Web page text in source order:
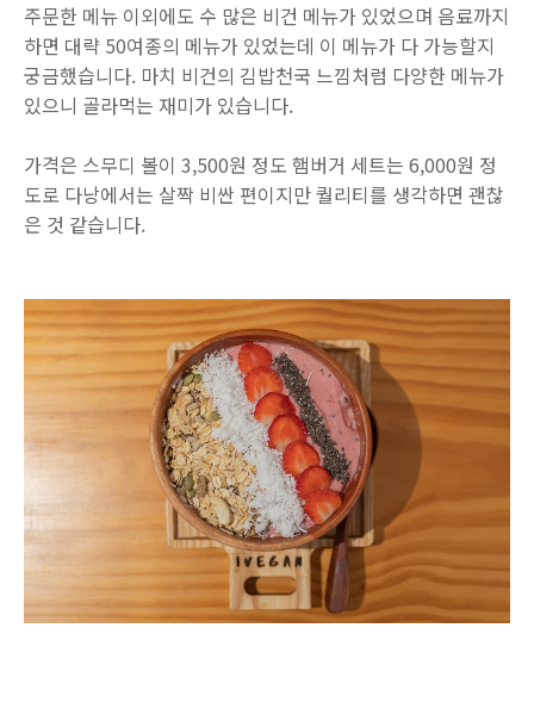
주문한 메뉴 이외에도 수 많은 비건 메뉴가 있었으며 음료까지
하면 대략 50여종의 메뉴가 있었는데 이 메뉴가 다 가능할지
궁금했습니다. 마치 비건의 김밥천국 느낌처럼 다양한 메뉴가
있으니 골라먹는 재미가 있습니다.
가격은 스무디 볼이 3,500원 정도 햄버거 세트는 6,000원 정
도로 다낭에서는 살짝 비싼 편이지만 퀄리티를 생각하면 괜찮
은 것 같습니다.